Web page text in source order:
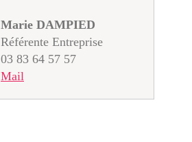
Marie DAMPIED
Référente Entreprise
03 83 64 57 57
Mail